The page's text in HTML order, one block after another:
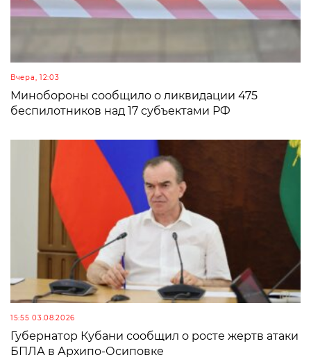
Вчера, 12:03
Минобороны сообщило о ликвидации 475
беспилотников над 17 субъектами РФ
15:55 03.08.2026
Губернатор Кубани сообщил о росте жертв атаки
БПЛА в Архипо-Осиповке